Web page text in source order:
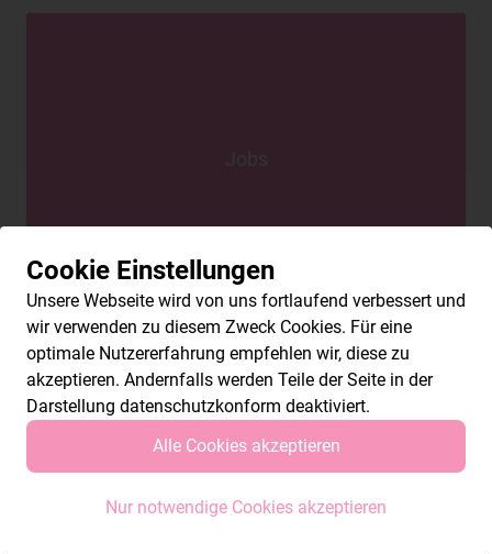
Cookie Einstellungen
Unsere Webseite wird von uns fortlaufend verbessert und
wir verwenden zu diesem Zweck Cookies. Für eine
optimale Nutzererfahrung empfehlen wir, diese zu
akzeptieren. Andernfalls werden Teile der Seite in der
Darstellung datenschutzkonform deaktiviert.
Alle Cookies akzeptieren
Nur notwendige Cookies akzeptieren